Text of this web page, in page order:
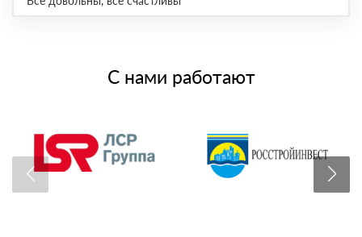
С нами работают